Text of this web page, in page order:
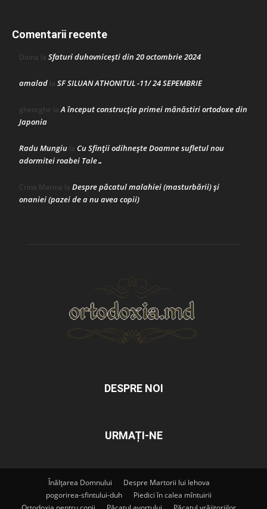
Comentarii recente
Doina la Sfaturi duhovnicești din 20 octombrie 2024
amalad la SF SILUAN ATHONITUL -11/ 24 SEPEMBRIE
gheorghe laA început construcţia primei mănăstiri ortodoxe din
Japonia
Radu Mungiu la Cu Sfinții odihnește Doamne sufletul nou
adormitei roabei Tale…
Crina Marina la Despre păcatul malahiei (masturbării) şi
onaniei (pazei de a nu avea copii)
DESPRE NOI
URMAȚI-NE
Înălțarea Domnului
Despre Martorii lui Iehova
pogorirea-sfintului-duh
Piedici în calea mîntuirii